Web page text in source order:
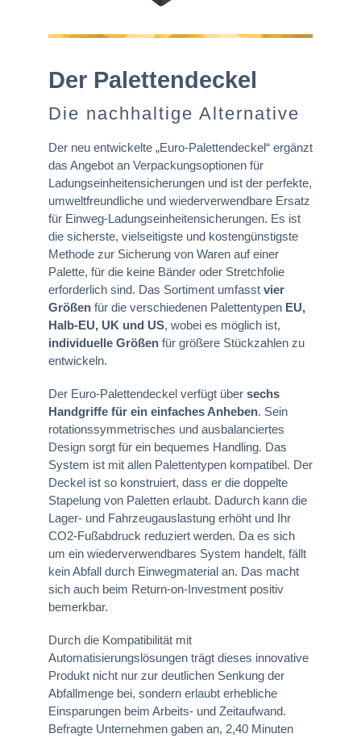
Der Palettendeckel
Die nachhaltige Alternative
Der neu entwickelte „Euro-Palettendeckel“ ergänzt
das Angebot an Verpackungsoptionen für
Ladungseinheitensicherungen und ist der perfekte,
umweltfreundliche und wiederverwendbare Ersatz
für Einweg-Ladungseinheitensicherungen. Es ist
die sicherste, vielseitigste und kostengünstigste
Methode zur Sicherung von Waren auf einer
Palette, für die keine Bänder oder Stretchfolie
erforderlich sind. Das Sortiment umfasst vier
Größen für die verschiedenen Palettentypen EU,
Halb-EU, UK und US, wobei es möglich ist,
individuelle Größen für größere Stückzahlen zu
entwickeln.
Der Euro-Palettendeckel verfügt über sechs
Handgriffe für ein einfaches Anheben. Sein
rotationssymmetrisches und ausbalanciertes
Design sorgt für ein bequemes Handling. Das
System ist mit allen Palettentypen kompatibel. Der
Deckel ist so konstruiert, dass er die doppelte
Stapelung von Paletten erlaubt. Dadurch kann die
Lager- und Fahrzeugauslastung erhöht und Ihr
CO2-Fußabdruck reduziert werden. Da es sich
um ein wiederverwendbares System handelt, fällt
kein Abfall durch Einwegmaterial an. Das macht
sich auch beim Return-on-Investment positiv
bemerkbar.
Durch die Kompatibilität mit
Automatisierungslösungen trägt dieses innovative
Produkt nicht nur zur deutlichen Senkung der
Abfallmenge bei, sondern erlaubt erhebliche
Einsparungen beim Arbeits- und Zeitaufwand.
Befragte Unternehmen gaben an, 2,40 Minuten